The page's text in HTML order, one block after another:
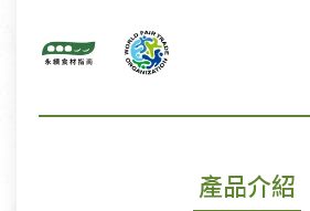
產品介紹